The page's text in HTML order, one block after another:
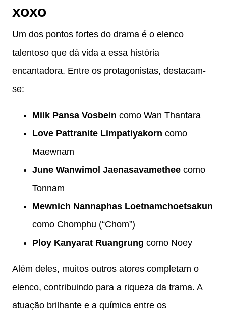
xoxo
Um dos pontos fortes do drama é o elenco
talentoso que dá vida a essa história
encantadora. Entre os protagonistas, destacam-
se:
Milk Pansa Vosbein como Wan Thantara
Love Pattranite Limpatiyakorn como
Maewnam
June Wanwimol Jaenasavamethee como
Tonnam
Mewnich Nannaphas Loetnamchoetsakun
como Chomphu (“Chom”)
Ploy Kanyarat Ruangrung como Noey
Além deles, muitos outros atores completam o
elenco, contribuindo para a riqueza da trama. A
atuação brilhante e a química entre os